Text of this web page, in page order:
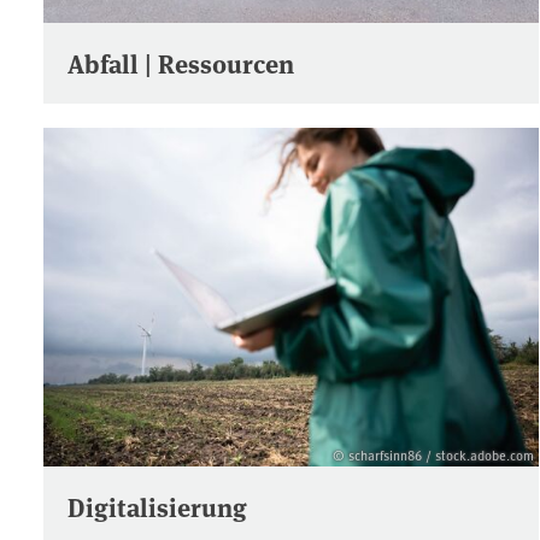
Abfall | Ressourcen
© scharfsinn86 / stock.adobe.com
Digitalisierung